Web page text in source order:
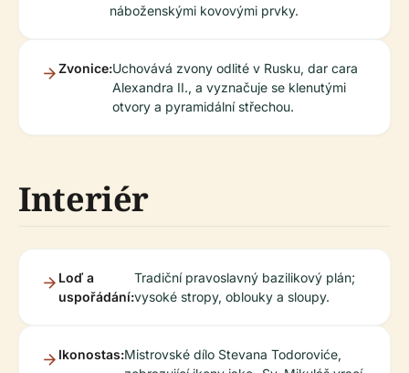
náboženskými kovovými prvky.
Zvonice:Uchovává zvony odlité v Rusku, dar cara
Alexandra II., a vyznačuje se klenutými
otvory a pyramidální střechou.
Interiér
Loď a
uspořádání:
Tradiční pravoslavný bazilikový plán;
vysoké stropy, oblouky a sloupy.
Ikonostas:Mistrovské dílo Stevana Todoroviće,